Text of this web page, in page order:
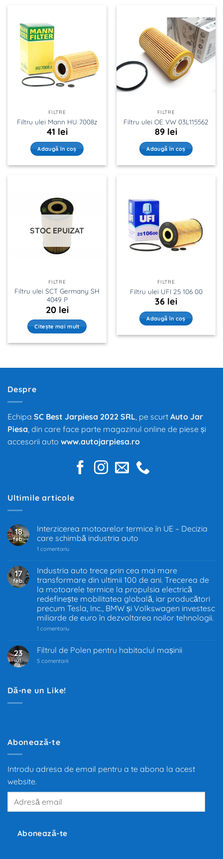
FILTRE
Filtru ulei Mann HU 7008z
41 lei
Adaugă în coș
FILTRE
Filtru ulei OE VW 03L115562
89 lei
Adaugă în coș
STOC EPUIZAT
FILTRE
Filtru ulei SCT Germany SH
4049 P
20 lei
Citește mai mult
FILTRE
Filtru ulei UFI 25 106 00
36 lei
Adaugă în coș
Despre
Echipa SC Best Jarpiesa 2022 SRL , pe scurt Auto Jar
Piesa , din care face parte magazinul online de piese și
accesorii auto www.autojarpiesa.ro
Ultimile articole
18
feb.
Interzicerea motoarelor termice în UE – Decizia
care schimbă industria auto
1 comentariula
termice
în
UE
–
Decizia
care
schimbă
industria
auto
17
feb.
Industria auto trece prin cea mai mare
transformare din ultimii 100 de ani. Trecerea de
la motoarele termice la propulsia electrică
redefinește mobilitatea globală, iar producători
precum Tesla, Inc., BMW și Volkswagen investesc
miliarde de euro în dezvoltarea noilor tehnologii.
1 comentariula
trece
prin
redefinește
23
iul.
Filtrul de Polen pentru habitaclul mașinii
5 comentariila
Dă-ne un Like!
Abonează-te
Introdu adresa de email pentru a te abona la acest
website.
Adresă
Abonează-te